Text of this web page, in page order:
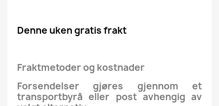
Denne uken gratis frakt
Fraktmetoder og kostnader
Forsendelser gjøres gjennom et
transportbyrå eller post avhengig av